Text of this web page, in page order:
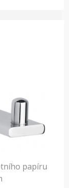
papíru